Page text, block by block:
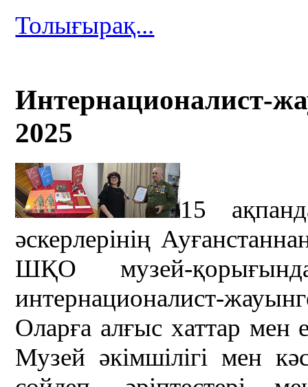
Толығырақ...
Интернационалист-
2025
15
әскерлерінің
ШҚО музей-
интернационалист-
Оларға алғыс хаттар мен
Музей әкімшілігі мен